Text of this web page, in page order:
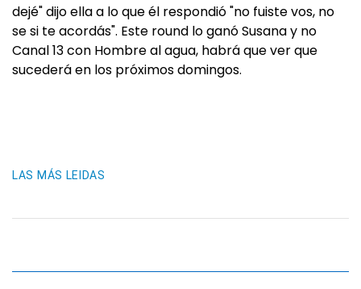
dejé" dijo ella a lo que él respondió "no fuiste vos, no
se si te acordás". Este round lo ganó Susana y no
Canal 13 con Hombre al agua, habrá que ver que
sucederá en los próximos domingos.
LAS MÁS LEIDAS